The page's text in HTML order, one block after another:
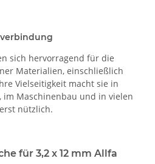
sich hervorragend für die
Materialien, einschließlich
Vielseitigkeit macht sie in
Maschinenbau und in vielen
nützlich.
für 3,2 x 12 mm Allfa